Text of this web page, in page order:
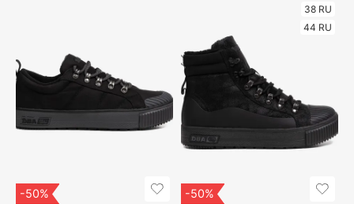
-50%
38 RU
44 RU
-50%